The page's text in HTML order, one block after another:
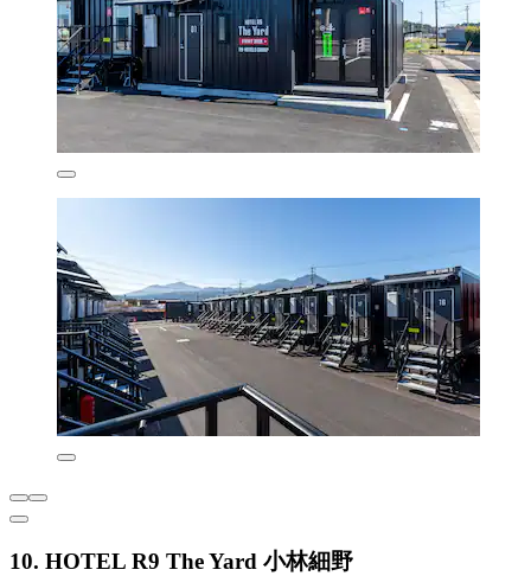
10. HOTEL R9 The Yard 小林細野